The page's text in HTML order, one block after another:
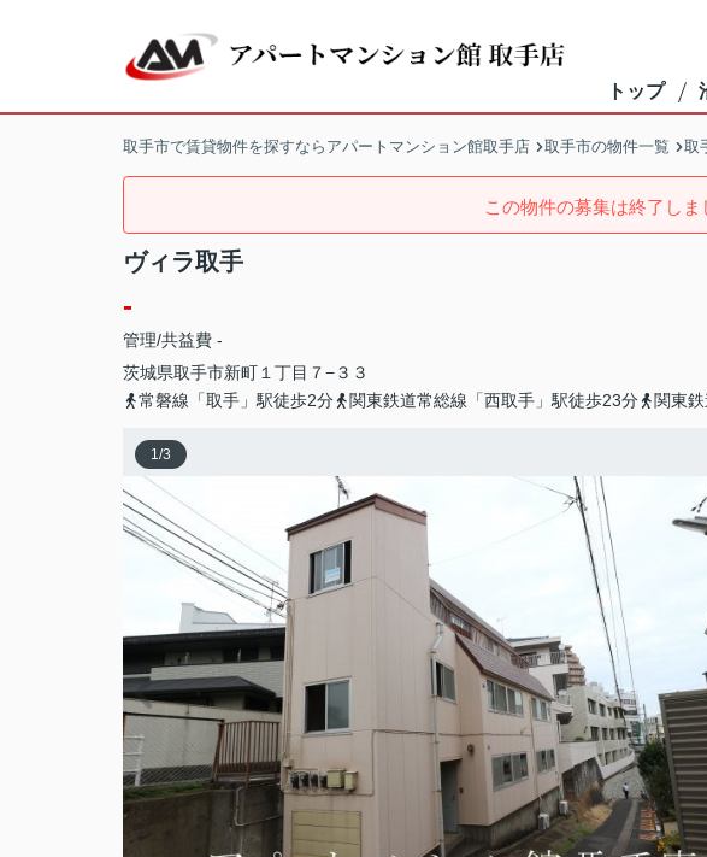
トップ
取手市で賃貸物件を探すならアパートマンション館取手店 取手市の物件一覧 取
この物件の募集は終了しま
ヴィラ取手
-
管理/共益費 -
茨城県取手市新町 １丁目７−３３
常磐線「取手」駅徒歩2分
関東鉄道常総線「西取手」駅徒歩23分 関東
1/3